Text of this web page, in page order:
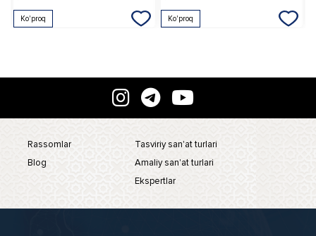
Ko'proq Ko'proq
Rassomlar
Blog
Tasviriy san'at turlari
Amaliy san'at turlari
Ekspertlar